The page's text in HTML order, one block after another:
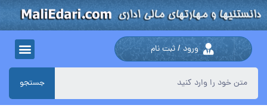
ورود / ثبت نام
جستجو